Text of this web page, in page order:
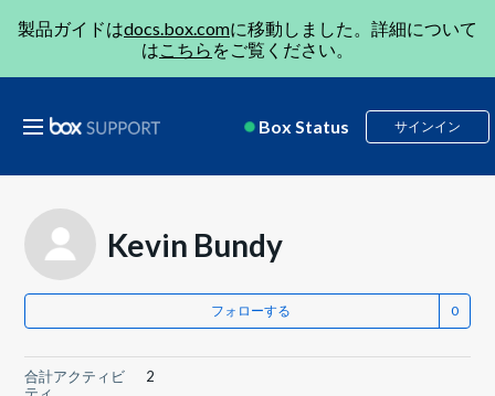
製品ガイドはdocs.box.comに移動しました。詳細について
はこちら をご覧ください。
Box Status サインイン
Kevin Bundy
フォローする
合計アクティビ
2